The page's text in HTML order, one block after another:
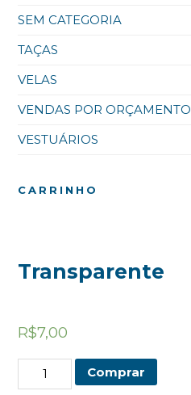
SEM CATEGORIA
TAÇAS
VELAS
VENDAS POR ORÇAMENTO
VESTUÁRIOS
CARRINHO
Transparente
R$7,00
Transparente
quantidade
Comprar